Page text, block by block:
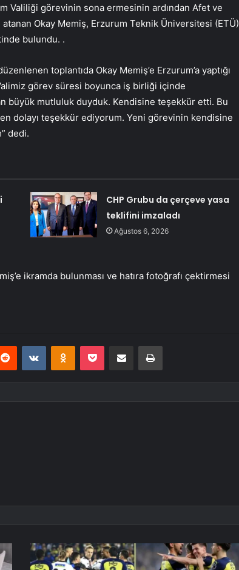
Valiliği görevinin sona ermesinin ardından Afet ve
Okay Memiş, Erzurum Teknik Üniversitesi (ETÜ)
bulundu. .
toplantıda Okay Memiş’e Erzurum’a yaptığı
görev süresi boyunca iş birliği içinde
büyük mutluluk duyduk. Kendisine teşekkür etti. Bu
dolayı teşekkür ediyorum. Yeni görevinin kendisine
dedi.
CHP Grubu da çerçeve yasa
teklifini imzaladı
Ağustos 6, 2026
ikramda bulunması ve hatıra fotoğrafı çektirmesi
Reddit VKontakteOdnoklassniki
Pocket E-Posta ile paylaş Yazdır